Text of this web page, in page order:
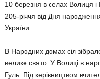
10 березня в селах Волиця і
205-річчя від Дня
України.
В Народних домах сіл
велике свято. У Волиці в
Гуль. Під керівництвом